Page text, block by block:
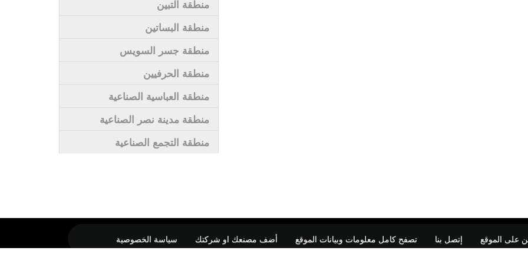
منطقة التبين
منطقة البساتين
منطقة جسر السويس
منطقة الحرفيين
منطقة العباسية الصناعية
منطقة مدينة نصر الصناعية
منطقة التجمع الصناعية
على الموقع إتصل بنا تصفح كامل معلومات وبيانات الموقع أضف مصنعك او شركتك سياسة الخصوصية